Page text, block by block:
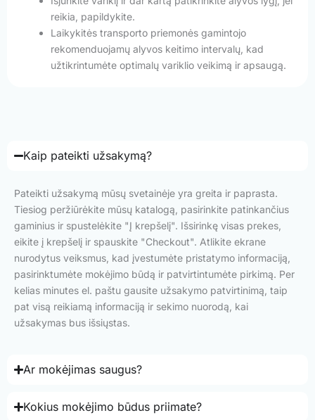
reikia, papildykite.
Laikykitės transporto priemonės gamintojo
rekomenduojamų alyvos keitimo intervalų, kad
užtikrintumėte optimalų variklio veikimą ir apsaugą.
Kaip pateikti užsakymą?
Pateikti užsakymą mūsų svetainėje yra greita ir paprasta.
Tiesiog peržiūrėkite mūsų katalogą, pasirinkite patinkančius
gaminius ir spustelėkite "Į krepšelį". Išsirinkę visas prekes,
eikite į krepšelį ir spauskite "Checkout". Atlikite ekrane
nurodytus veiksmus, kad įvestumėte pristatymo informaciją,
pasirinktumėte mokėjimo būdą ir patvirtintumėte pirkimą. Per
kelias minutes el. paštu gausite užsakymo patvirtinimą, taip
pat visą reikiamą informaciją ir sekimo nuorodą, kai
užsakymas bus išsiųstas.
Ar mokėjimas saugus?
Kokius mokėjimo būdus priimate?